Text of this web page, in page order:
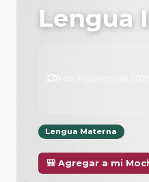
Lengua
Lengua Materna
🎒 Agregar a mi